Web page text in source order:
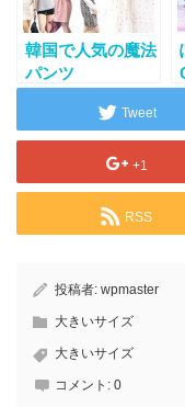
韓国で人気の魔法
パンツ
Tweet
+1
RSS
投稿者: wpmaster
大きいサイズ
大きいサイズ
コメント: 0